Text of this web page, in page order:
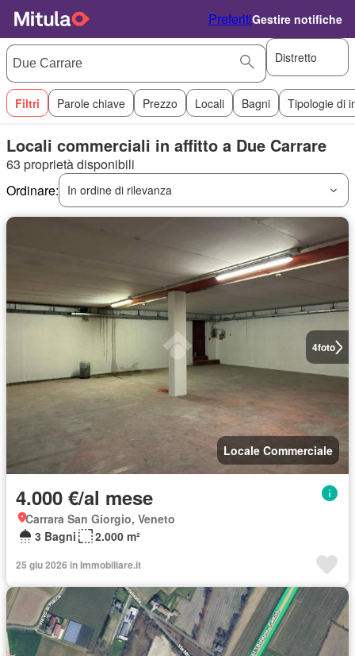
PreferitiGestire notifiche
Distretto
Filtri Parole chiave Prezzo Locali Bagni Tipologie di
Locali commerciali in affitto a Due Carrare
63 proprietà disponibili
Ordinare:
In ordine di rilevanza
4foto
Locale Commerciale
4.000 €/al mese
Carrara San Giorgio, Veneto
3 Bagni
2.000 m²
25 giu 2026 in Immobiliare.it